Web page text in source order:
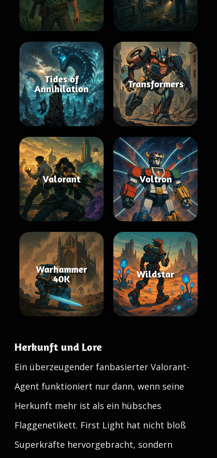
Tides of
Annihilation
Transformers
Valorant Voltron
Warhammer
40K
Wildstar
Herkunft und Lore
Ein überzeugender fanbasierter Valorant-
Agent funktioniert nur dann, wenn seine
Herkunft mehr ist als ein hübsches
Flaggenetikett. First Light hat nicht bloß
Superkräfte hervorgebracht, sondern